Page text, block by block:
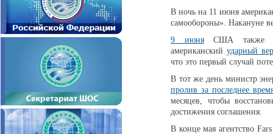
В ночь на 11 июня
самообороны». Накануне
9 июняСША также
американский ударный
что это первый случай
В тот же день министр
пролив за последнее
месяцев, чтобы
достижения соглашения.
В конце мая агентство